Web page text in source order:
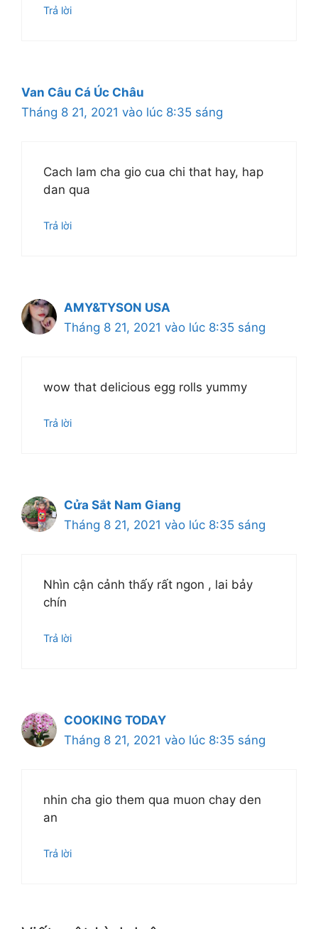
Trả lời
Van Câu Cá Úc Châu
Tháng 8 21, 2021 vào lúc 8:35 sáng
Cach lam cha gio cua chi that hay, hap
dan qua
Trả lời
AMY&TYSON USA
Tháng 8 21, 2021 vào lúc 8:35 sáng
wow that delicious egg rolls yummy
Trả lời
Cửa Sắt Nam Giang
Tháng 8 21, 2021 vào lúc 8:35 sáng
Nhìn cận cảnh thấy rất ngon , lai bảy
chín
Trả lời
COOKING TODAY
Tháng 8 21, 2021 vào lúc 8:35 sáng
nhin cha gio them qua muon chay den
an
Trả lời